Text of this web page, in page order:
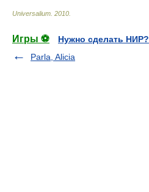
Universalium 2010
Игры ⚽
Нужно сделать НИР?
Parla, Alicia